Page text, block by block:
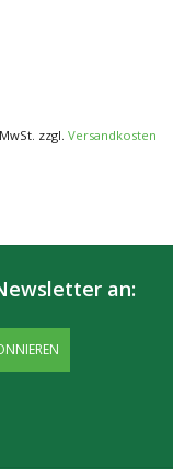
zzgl. Versandkosten
an: